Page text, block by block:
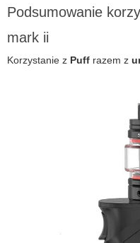
Podsumowanie
mark ii
Korzystanie z Puff razem z